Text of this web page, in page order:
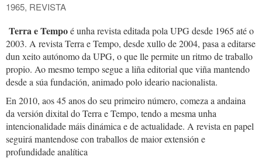
1965, REVISTA
Terra e Tempoé unha revista editada pola UPG desde 1965 até o
2003. A revista Terra e Tempo, desde xullo de 2004, pasa a editarse
dun xeito autónomo da UPG, o que lle permite un ritmo de traballo
propio. Ao mesmo tempo segue a liña editorial que viña mantendo
desde a súa fundación, animado polo ideario nacionalista.
En 2010, aos 45 anos do seu primeiro número, comeza a andaina
da versión dixital do Terra e Tempo, tendo a mesma unha
intencionalidade máis dinámica e de actualidade. A revista en papel
seguirá mantendose con traballos de maior extensión e
profundidade analítica